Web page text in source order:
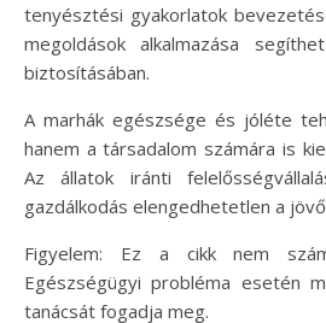
tenyésztési gyakorlatok
megoldások alkalmazása
biztosításában.
A marhák egészsége és jóléte
hanem a társadalom számára is
Az állatok iránti
gazdálkodás elengedhetetlen a
Figyelem: Ez a cikk nem
Egészségügyi probléma esetén
tanácsát fogadja meg.